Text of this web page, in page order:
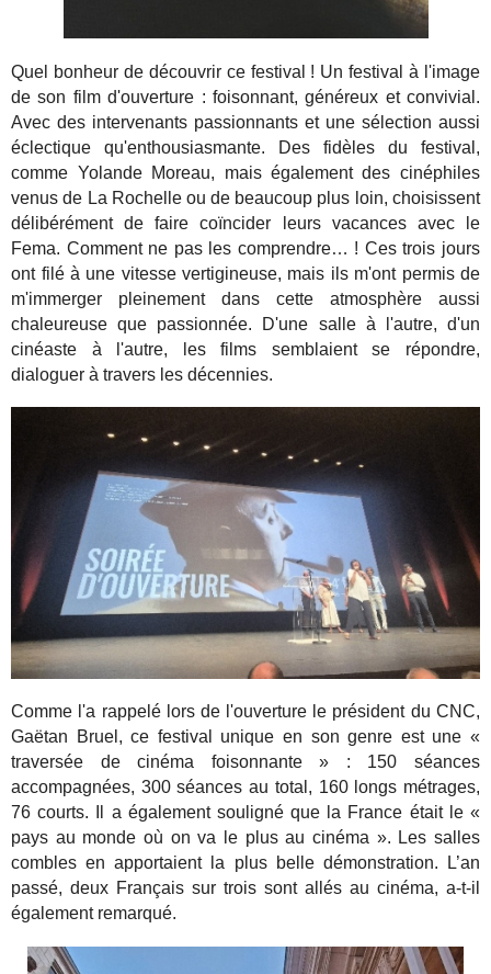
Quel bonheur de découvrir ce festival ! Un festival à l'image
de son film d'ouverture : foisonnant, généreux et convivial.
Avec des intervenants passionnants et une sélection aussi
éclectique qu'enthousiasmante. Des fidèles du festival,
comme Yolande Moreau, mais également des cinéphiles
venus de La Rochelle ou de beaucoup plus loin, choisissent
délibérément de faire coïncider leurs vacances avec le
Fema. Comment ne pas les comprendre… ! Ces trois jours
ont filé à une vitesse vertigineuse, mais ils m'ont permis de
m'immerger pleinement dans cette atmosphère aussi
chaleureuse que passionnée. D'une salle à l'autre, d'un
cinéaste à l'autre, les films semblaient se répondre,
dialoguer à travers les décennies.
Comme l'a rappelé lors de l'ouverture le président du CNC,
Gaëtan Bruel, ce festival unique en son genre est une «
traversée de cinéma foisonnante » : 150 séances
accompagnées, 300 séances au total, 160 longs métrages,
76 courts. Il a également souligné que la France était le «
pays au monde où on va le plus au cinéma ». Les salles
combles en apportaient la plus belle démonstration. L’an
passé, deux Français sur trois sont allés au cinéma, a-t-il
également remarqué.